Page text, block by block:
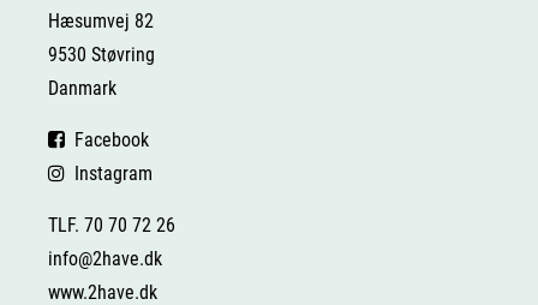
Hæsumvej 82
9530 Støvring
Danmark
Facebook
Instagram
TLF. 70 70 72 26
info@2have.dk
www.2have.dk